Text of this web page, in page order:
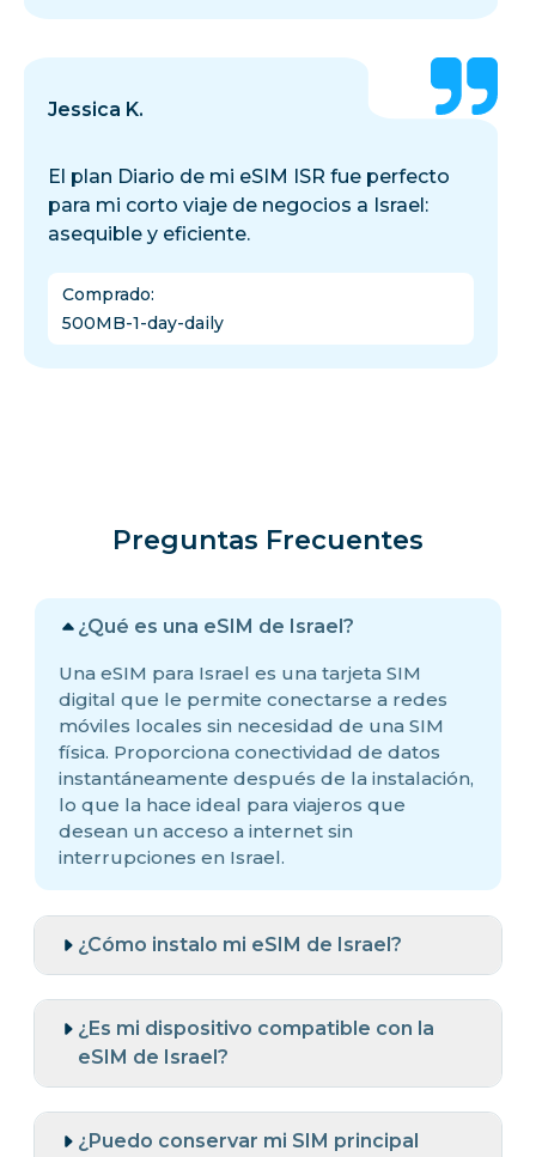
Jessica K.
El plan Diario de mi eSIM ISR fue perfecto
para mi corto viaje de negocios a Israel:
asequible y eficiente.
Comprado:
500MB-1-day-daily
Preguntas Frecuentes
¿Qué es una eSIM de Israel?
Una eSIM para Israel es una tarjeta SIM
digital que le permite conectarse a redes
móviles locales sin necesidad de una SIM
física. Proporciona conectividad de datos
instantáneamente después de la instalación,
lo que la hace ideal para viajeros que
desean un acceso a internet sin
interrupciones en Israel.
¿Cómo instalo mi eSIM de Israel?
¿Es mi dispositivo compatible con la
eSIM de Israel?
¿Puedo conservar mi SIM principal